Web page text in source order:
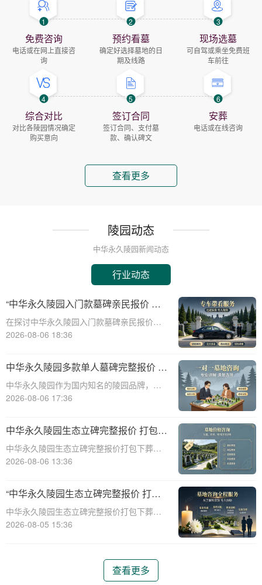
1
免费咨询
电话或在网上直接咨
询
2
预约看墓
确定好选择墓地的日
期及线路
3
现场选墓
可自驾或乘坐免费班
车前往
4
综合对比
对比各陵园情况确定
购买意向
5
签订合同
签订合同、支付墓
款、确认碑文
6
安葬
电话或在线咨询
查看更多
陵园动态
中华永久陵园新闻动态
行业动态
“中华永久陵园入门款墓碑亲民报价 一
次性付清享折上折：超值优惠与便捷选
择的完美结合”
在探讨中华永久陵园入门款墓碑亲民报价这
一主题时，我们首先需要理解墓碑选择的重
对逝者的纪念，也是对生者情感的寄托。因
此，选择一款既符合预算又具有纪念意义的
墓碑显得尤
2026-08-06 18:36
中华永久陵园多款单人墓碑完整报价 淡
季下单直降数千元详解
中华永久陵园作为国内知名的陵园品牌，提
供多种单人墓碑选择，满足不同客户的需
墓碑的完整报价，并解释淡季下单直降数千
元的优惠政策，帮助消费者做出明智的选
择。☎ 中华永
2026-08-06 17:36
中华永久陵园生态立碑完整报价 打包下
葬服务同步享折扣详解
中华永久陵园生态立碑完整报价打包下葬服
务同步享折扣详解☎ 中华永久陵园电话:400-
的规划越来越重视。中华永久陵园作为国内
知名的陵园品牌，提供了一系列生
2026-08-06 13:36
“中华永久陵园生态立碑完整报价 打包
下葬服务同步享折扣：全方位福利解析
与专属优惠”
中华永久陵园生态立碑完整报价打包下葬服
务同步享折扣：全方位福利解析与专属优惠
式有了更多的选择。中华永久陵园作
2026-08-05 15:36
查看更多